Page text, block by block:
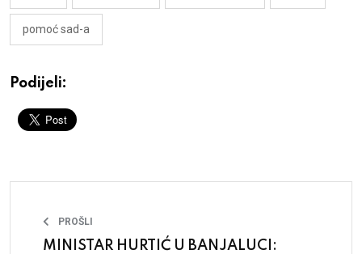
pomoć sad-a
Podijeli:
PROŠLI
MINISTAR HURTIĆ U BANJALUCI: